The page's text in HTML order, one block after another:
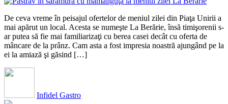
De ceva vreme în peisajul ofertelor de meniul zilei din Piaţa Unirii a
mai apărut un local. Acesta se numeşte La Berărie, însă timişorenii s-
ar putea să fie mai familiarizaţi cu berea casei decât cu oferta de
mâncare de la prânz. Cam asta a fost impresia noastră ajungând pe la
ei la amiază şi găsind […]
Infidel Gastro